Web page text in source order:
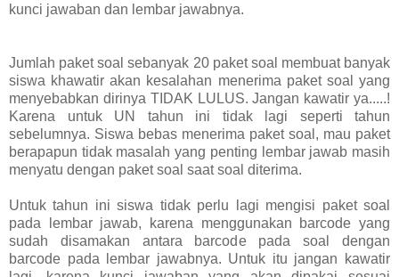
kunci jawaban dan lembar jawabnya.
Jumlah paket soal sebanyak 20 paket soal membuat banyak
siswa khawatir akan kesalahan menerima paket soal yang
menyebabkan dirinya TIDAK LULUS. Jangan kawatir ya.....!
Karena untuk UN tahun ini tidak lagi seperti tahun
sebelumnya. Siswa bebas menerima paket soal, mau paket
berapapun tidak masalah yang penting lembar jawab masih
menyatu dengan paket soal saat soal diterima.
Untuk tahun ini siswa tidak perlu lagi mengisi paket soal
pada lembar jawab, karena menggunakan barcode yang
sudah disamakan antara barcode pada soal dengan
barcode pada lembar jawabnya. Untuk itu jangan kawatir